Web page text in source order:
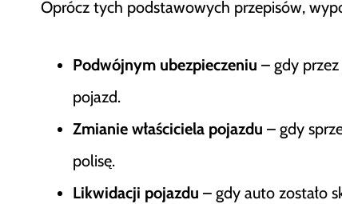
Oprócz tych podstawowych przepisów,
Podwójnym ubezpieczeniu – gdy
pojazd.
Zmianie właściciela pojazdu – gdy
polisę.
Likwidacji pojazdu – gdy auto zostało